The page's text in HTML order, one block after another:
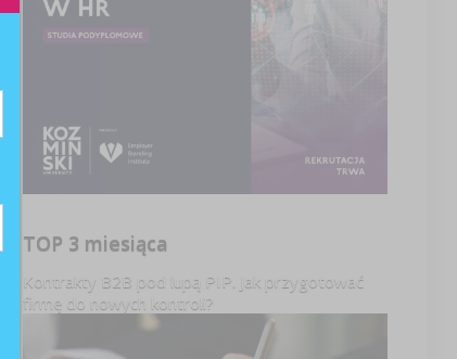
TOP 3 miesiąca
Kontrakty B2B pod lupą PIP. Jak przygotować
firmę do nowych kontroli?